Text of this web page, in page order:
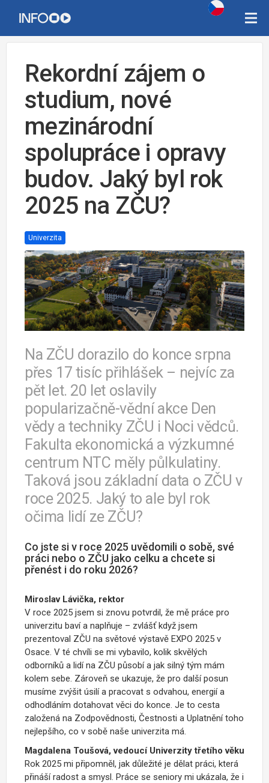
Rekordní zájem o
studium, nové
mezinárodní
spolupráce i opravy
budov. Jaký byl rok
2025 na ZČU?
Univerzita
Na ZČU dorazilo do konce srpna
přes 17 tisíc přihlášek – nejvíc za
pět let. 20 let oslavily
popularizačně-vědní akce Den
vědy a techniky ZČU i Noci vědců.
Fakulta ekonomická a výzkumné
centrum NTC měly půlkulatiny.
Taková jsou základní data o ZČU v
roce 2025. Jaký to ale byl rok
očima lidí ze ZČU?
Co jste si v roce 2025 uvědomili o sobě, své
práci nebo o ZČU jako celku a chcete si
přenést i do roku 2026?
Miroslav Lávička, rektor
V roce 2025 jsem si znovu potvrdil, že mě práce pro
univerzitu baví a naplňuje – zvlášť když jsem
prezentoval ZČU na světové výstavě EXPO 2025 v
Osace. V té chvíli se mi vybavilo, kolik skvělých
odborníků a lidí na ZČU působí a jak silný tým mám
kolem sebe. Zároveň se ukazuje, že pro další posun
musíme zvýšit úsilí a pracovat s odvahou, energií a
odhodláním dotahovat věci do konce. Je to cesta
založená na Zodpovědnosti, Čestnosti a Uplatnění toho
nejlepšího, co v sobě naše univerzita má.
Magdalena Toušová, vedoucí Univerzity třetího věku
Rok 2025 mi připomněl, jak důležité je dělat práci, která
přináší radost a smysl. Práce se seniory mi ukázala, že i